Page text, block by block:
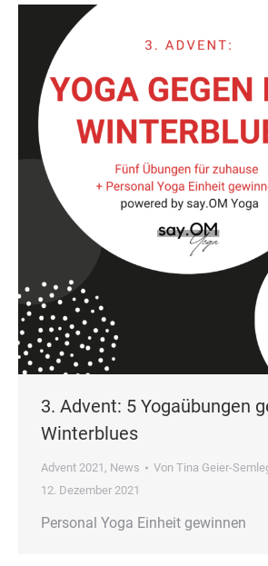
3. Advent: 5 Yogaübungen
Winterblues
Advent 2021 , News Von Tina Geier-
12. Dezember 2021
Personal Yoga Einheit gewinnen